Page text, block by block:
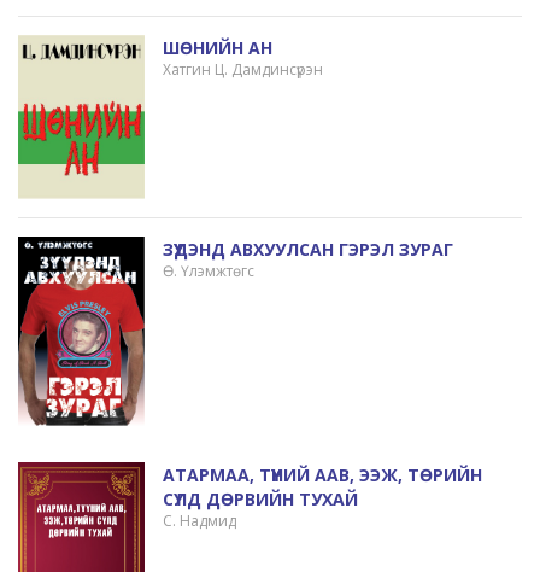
ШӨНИЙН АН
Хатгин Ц. Дамдинсүрэн
ЗҮҮДЭНД АВХУУЛСАН ГЭРЭЛ ЗУРАГ
Ө. Үлэмжтөгс
АТАРМАА, ТҮҮНИЙ ААВ, ЭЭЖ, ТӨРИЙН
СҮЛД ДӨРВИЙН ТУХАЙ
С. Надмид